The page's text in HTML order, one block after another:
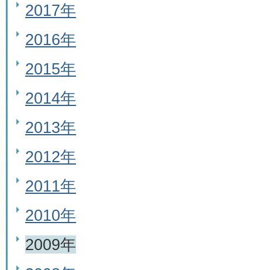
2017年
2016年
2015年
2014年
2013年
2012年
2011年
2010年
2009年